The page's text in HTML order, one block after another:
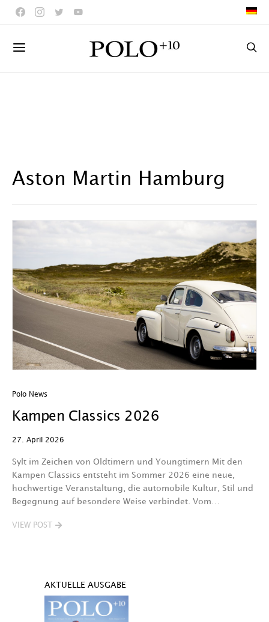
Aston Martin Hamburg
Polo News
Kampen Classics 2026
27. April 2026
Sylt im Zeichen von Oldtimern und Youngtimern Mit den
Kampen Classics entsteht im Sommer 2026 eine neue,
hochwertige Veranstaltung, die automobile Kultur, Stil und
Begegnung auf besondere Weise verbindet. Vom…
VIEW POST
AKTUELLE AUSGABE